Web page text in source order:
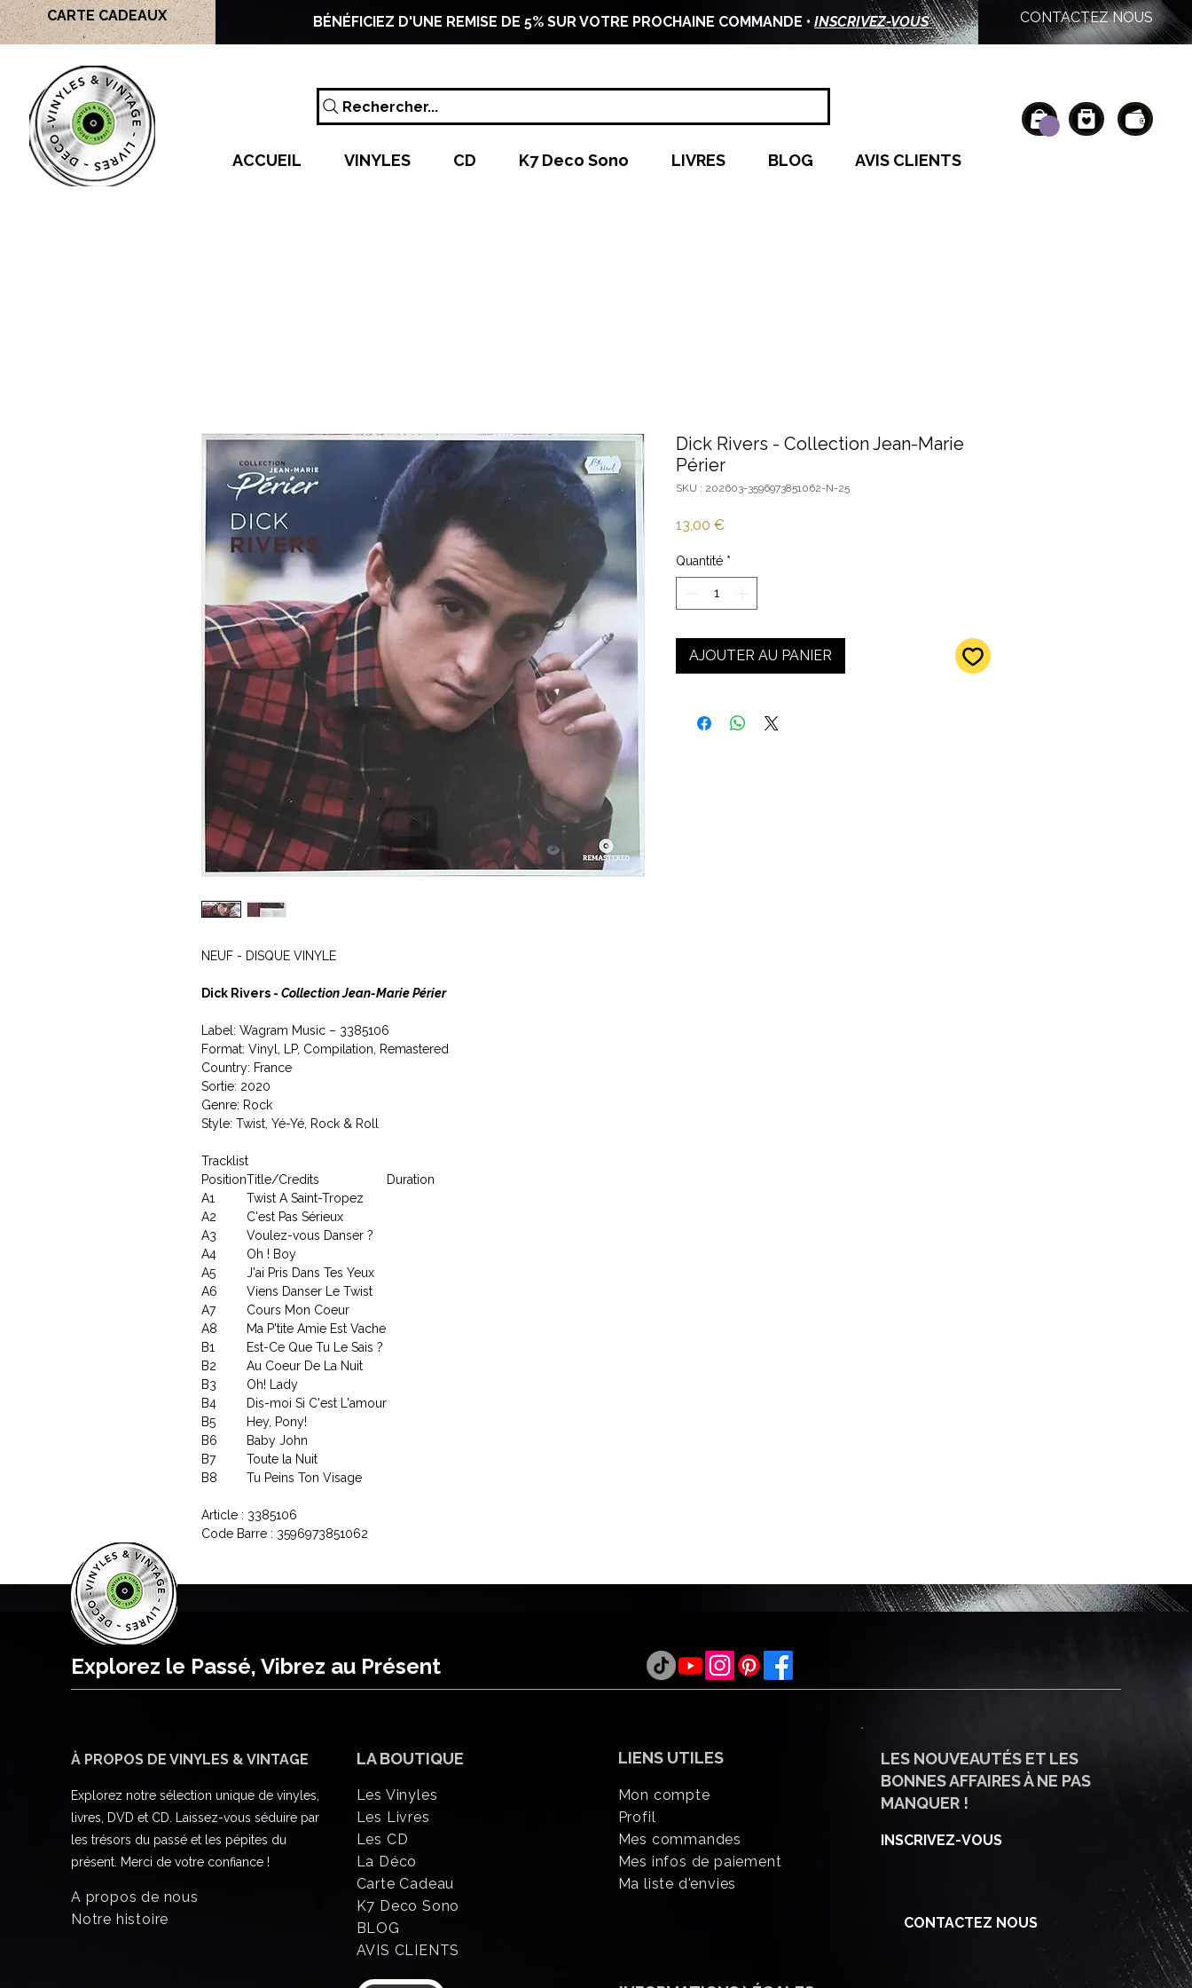
CARTE CADEAUX BÉNÉFICIEZ D'UNE REMISE DE 5% SUR VOTRE PROCHAINE COMMANDE •INSCRIVEZ-VOUS CONTACTEZ NOUS
Rechercher...
ACCUEIL VINYLES CD K7 Deco Sono LIVRES BLOG AVIS CLIENTS
NEUF - DISQUE VINYLE
Dick Rivers - Collection Jean-Marie Périer
Label: Wagram Music ‎– 3385106
Format: Vinyl, LP, Compilation, Remastered
Country: France
Sortie: 2020
Genre: Rock
Style: Twist, Yé-Yé, Rock & Roll
Tracklist
PositionTitle/Credits
Duration
A1
Twist A Saint-Tropez
A2
C'est Pas Sérieux
A3
Voulez-vous Danser ?
A4
Oh ! Boy
A5
J'ai Pris Dans Tes Yeux
A6
Viens Danser Le Twist
A7
Cours Mon Coeur
A8
Ma P'tite Amie Est Vache
B1
Est-Ce Que Tu Le Sais ?
B2
Au Coeur De La Nuit
B3
Oh! Lady
B4
Dis-moi Si C'est L'amour
B5
Hey, Pony!
B6
Baby John
B7
Toute la Nuit
B8
Tu Peins Ton Visage
Article : 3385106
Code Barre : 3596973851062
Dick Rivers - Collection Jean-Marie
Périer
SKU : 202603-3596973851062-N-25
13,00 €Prix
Quantité *
AJOUTER AU PANIER
Explorez le Passé, Vibrez au Présent
À PROPOS DE VINYLES & VINTAGE
Explorez notre sélection unique de vinyles,
livres, DVD et CD. Laissez-vous séduire par
les trésors du passé et les pépites du
présent. Merci de votre confiance !
A propos de nous
Notre histoire
LA BOUTIQUE
Les Vinyles
Les Livres
Les CD
La Déco
Carte Cadeau
K7 Deco Sono
BLOG
AVIS CLIENTS
LIENS UTILES
Mon compte
Profil
Mes commandes
Mes infos de paiement
Ma liste d'envies
LES NOUVEAUTÉS ET LES
BONNES AFFAIRES À NE PAS
MANQUER !
INSCRIVEZ-VOUS
CONTACTEZ NOUS